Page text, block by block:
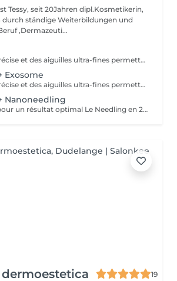
Tessy, seit 20Jahren dipl.Kosmetikerin,
durch ständige Weiterbildungen und
,Dermazeuti...
Une technologie précise et des aiguilles ultra-fines permettent un traitement doux pour la peau avec des résultats parfaits. Le microneedling stimule le collagène de la peau pour favoriser le processus de régénération et la reconstruction des tissus dans les couches profondes, - raffermissement de la peau - réduction des rides - rajeunissement de la peau - amélioration de la peau vasculaire et des tissus - peau impure - contre l'hyperpigmentation et les cicatrices - affinement des pores
Exosome
Une technologie précise et des aiguilles ultra-fines permettent un traitement doux pour la peau avec des résultats parfaits. Le microneedling stimule le collagène de la peau pour favoriser le processus de régénération et la reconstruction des tissus dans les couches profondes, - raffermissement de la peau - réduction des rides - rajeunissement de la peau - amélioration de la peau vasculaire et des tissus - peau impure - contre l'hyperpigmentation et les cicatrices - affinement des pores
Nanoneedling
Plusieurs niveaux pour un résultat optimal Le Needling en 2 phases agit à différents niveaux de la peau. Absorption parfaite des sérums précieux et stimulation des couches profondes de la peau. Encore plus efficace contre les rides, la perte de contour, les imperfections cutanées et l'hyperpigmentation. AHA Acides alpha-hydroxy - Renouvellement cellulaire - Affinement du grain de peau - Atténuation de l'acné - Réduction des troubles pigmentaires - Amélioration de la profondeur des rides
dermoestetica 19